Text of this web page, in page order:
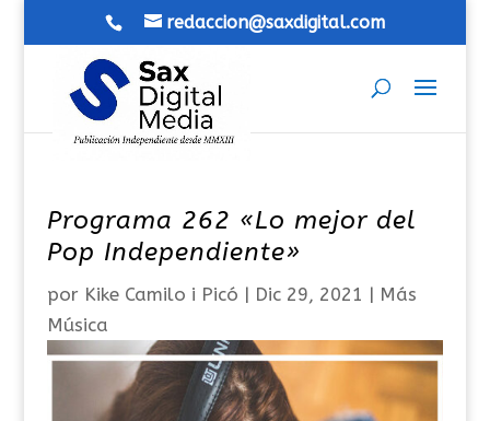
redaccion@saxdigital.com
Programa 262 «Lo mejor del
Pop Independiente»
por Kike Camilo i Picó | Dic 29, 2021 | Más
Música